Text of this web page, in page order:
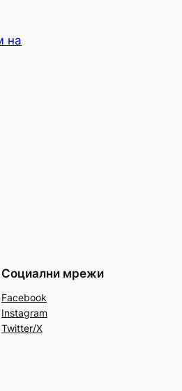
на
Социални мрежи
Facebook
Instagram
Twitter/X